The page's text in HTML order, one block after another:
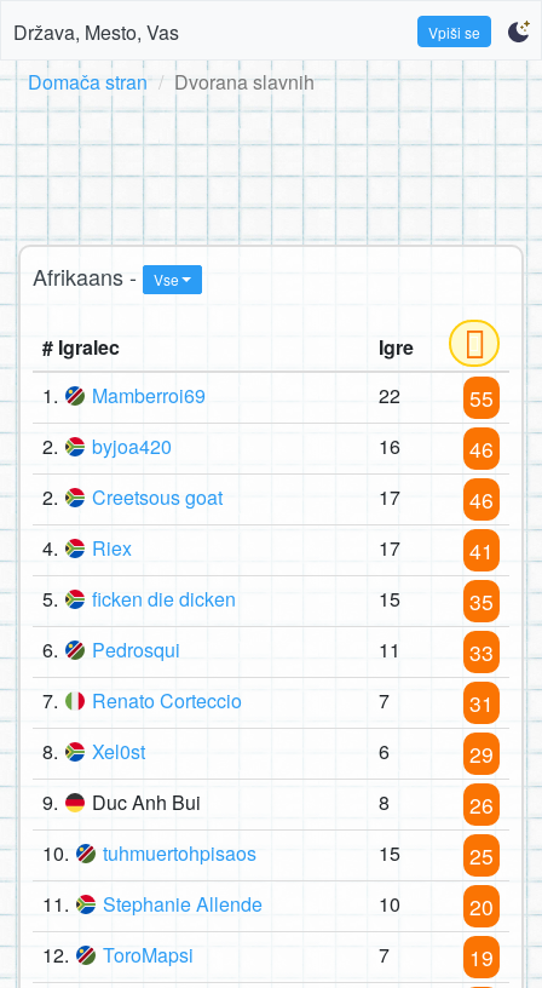
Država, Mesto, Vas Vpiši se
Domača stran Dvorana slavnih
Afrikaans - Vse
# Igralec
Igre
1.
Mamberroi69 22 55
2. byjoa420 16 46
2. Creetsous goat 17 46
4. Riex 17 41
5. ficken die dicken 15 35
6. Pedrosqui 11 33
7. Renato Corteccio 7 31
8. Xel0st 6 29
9. Duc Anh Bui 8 26
10. tuhmuertohpisaos 15 25
11. Stephanie Allende 10 20
12. ToroMapsi 7 19